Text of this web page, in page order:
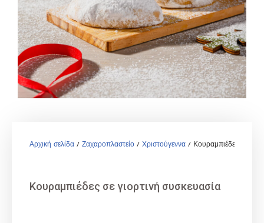
Αρχική σελίδα / Ζαχαροπλαστείο / Χριστούγεννα / Κουραμπιέδες σε
Κουραμπιέδες σε γιορτινή συσκευασία